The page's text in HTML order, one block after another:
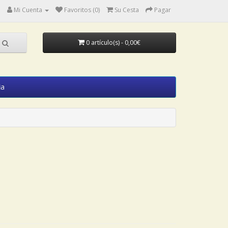
Mi Cuenta Favoritos (0) Su Cesta Pagar
0 artículo(s) - 0,00€